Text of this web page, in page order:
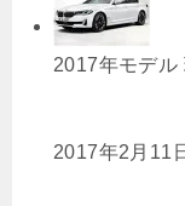
2017年モデル
2017年2月11